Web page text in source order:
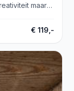
maar
€ 119,-